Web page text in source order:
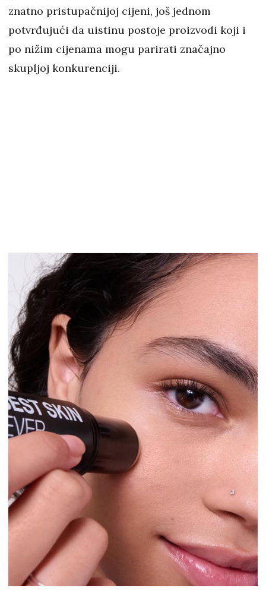
znatno pristupačnijoj cijeni, još jednom
potvrđujući da uistinu postoje proizvodi koji i
po nižim cijenama mogu parirati značajno
skupljoj konkurenciji.